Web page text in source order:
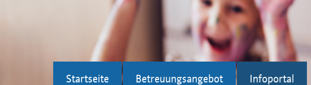
Startseite Betreuungsangebot Infoportal